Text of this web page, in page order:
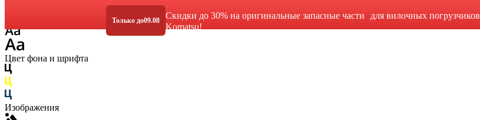
Только до09.08
Скидки до 30% на оригинальные запасные части для вилочных погрузчиков
Komatsu!
Цвет фона и шрифта
Изображения